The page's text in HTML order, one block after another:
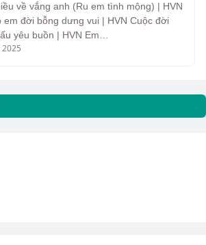
về vắng anh (Ru em tình mộng) | HVN
em đời bỗng dưng vui | HVN Cuộc đời
yêu buồn | HVN Em…